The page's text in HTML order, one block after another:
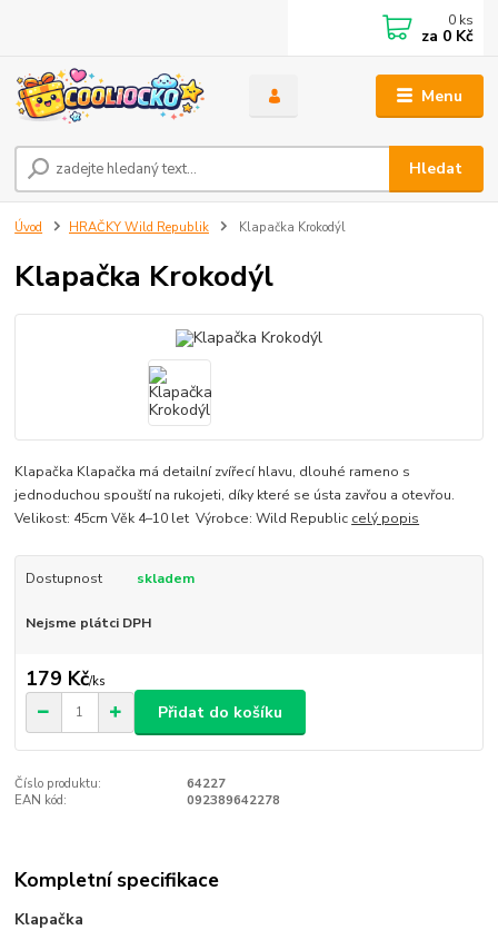
Menu
Hledat
0 ks
za 0 Kč
Úvod HRAČKY Wild Republik Klapačka Krokodýl
Klapačka Krokodýl
Klapačka Klapačka má detailní zvířecí hlavu, dlouhé rameno s
jednoduchou spouští na rukojeti, díky které se ústa zavřou a otevřou.
Velikost: 45cm Věk 4–10 let Výrobce: Wild Republic celý popis
Dostupnost skladem
Nejsme plátci DPH
179 Kč/ks
Přidat do košíku
Číslo produktu:
64227
EAN kód:
092389642278
Kompletní specifikace
Klapačka